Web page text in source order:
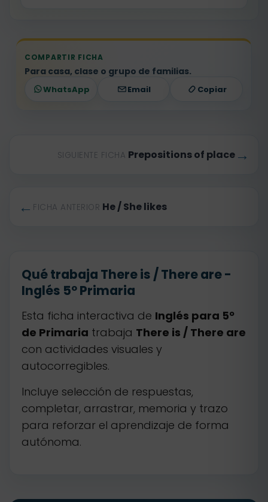
COMPARTIR FICHA
Para casa, clase o grupo de familias.
WhatsApp Email Copiar
← FICHA ANTERIOR He / She likes
SIGUIENTE FICHA Prepositions of place →
Qué trabaja There is / There are -
Inglés 5º Primaria
Esta ficha interactiva de Inglés para 5º
de Primaria trabaja There is / There are
con actividades visuales y
autocorregibles.
Incluye selección de respuestas,
completar, arrastrar, memoria y trazo
para reforzar el aprendizaje de forma
autónoma.